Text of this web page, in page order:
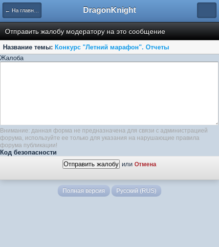
← На главную DragonKnight
Отправить жалобу модератору на это сообщение
Название темы: Конкурс "Летний марафон". Отчеты
Жалоба
Внимание: данная форма не предназначена для связи с администрацией
форума, используйте ее только для указания на нарушающие правила
форума публикации!
Код безопасности
или Отмена
Полная версия Русский (RUS)